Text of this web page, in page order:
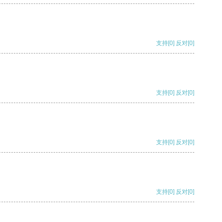
支持[0] 反对[0]
支持[0] 反对[0]
支持[0] 反对[0]
支持[0] 反对[0]